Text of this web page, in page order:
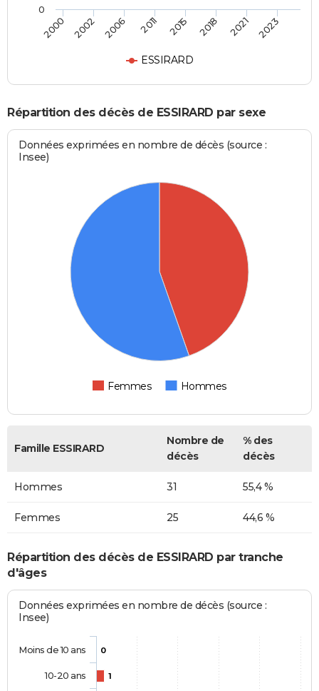
ESSIRARD
2000 2002 2006 2011 2015 2018 2021 2023
0
Répartition des décès de ESSIRARD par sexe
Données exprimées en nombre de décès (source :
Insee)
Femmes Hommes
Famille ESSIRARD
Nombre de
décès
% des
décès
Hommes 31 55,4 %
Femmes 25 44,6 %
Répartition des décès de ESSIRARD par tranche
d'âges
Données exprimées en nombre de décès (source :
Insee)
0
1
Moins de 10 ans
10-20 ans